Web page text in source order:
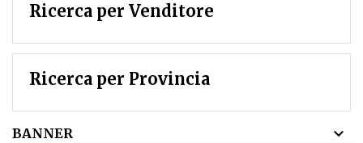
Ricerca per Venditore
Ricerca per Provincia
BANNER